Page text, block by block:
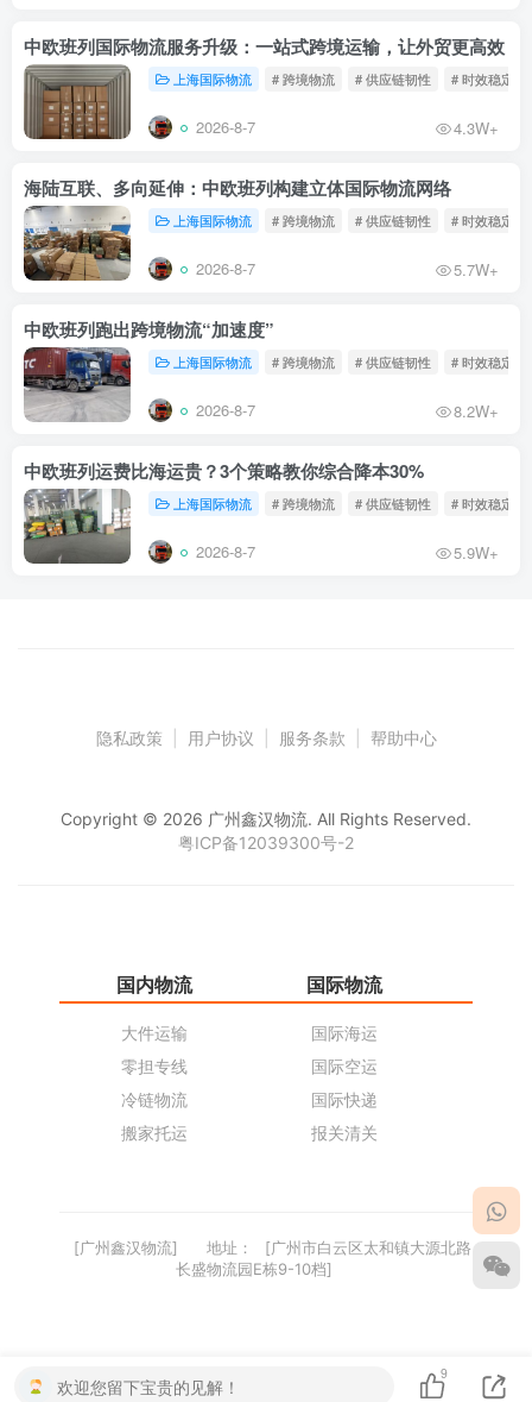
中欧班列国际物流服务升级：一站式跨境运输，让外贸更高效
上海国际物流 # 跨境物流 # 供应链韧性 # 时效稳定
2026-8-7 4.3W+
海陆互联、多向延伸：中欧班列构建立体国际物流网络
上海国际物流 # 跨境物流 # 供应链韧性 # 时效稳定
2026-8-7 5.7W+
中欧班列跑出跨境物流“加速度”
上海国际物流 # 跨境物流 # 供应链韧性 # 时效稳定
2026-8-7 8.2W+
中欧班列运费比海运贵？3个策略教你综合降本30%
上海国际物流 # 跨境物流 # 供应链韧性 # 时效稳定
2026-8-7 5.9W+
隐私政策 用户协议 服务条款 帮助中心
Copyright © 2026 广州鑫汉物流. All Rights Reserved.
粤ICP备12039300号-2
国内物流
大件运输
零担专线
冷链物流
搬家托运
国际物流
国际海运
国际空运
国际快递
报关清关
[广州鑫汉物流] 地址：
[广州市白云区太和镇大源北路
长盛物流园E栋9-10档]
欢迎您留下宝贵的见解！
9